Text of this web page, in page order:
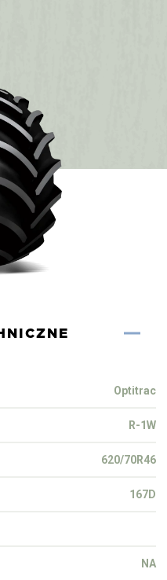
Optitrac
R-1W
620/70R46
167D
NA